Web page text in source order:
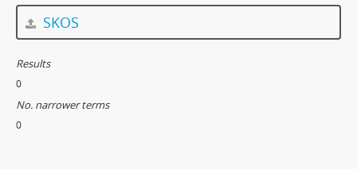
SKOS
Results
0
No. narrower terms
0